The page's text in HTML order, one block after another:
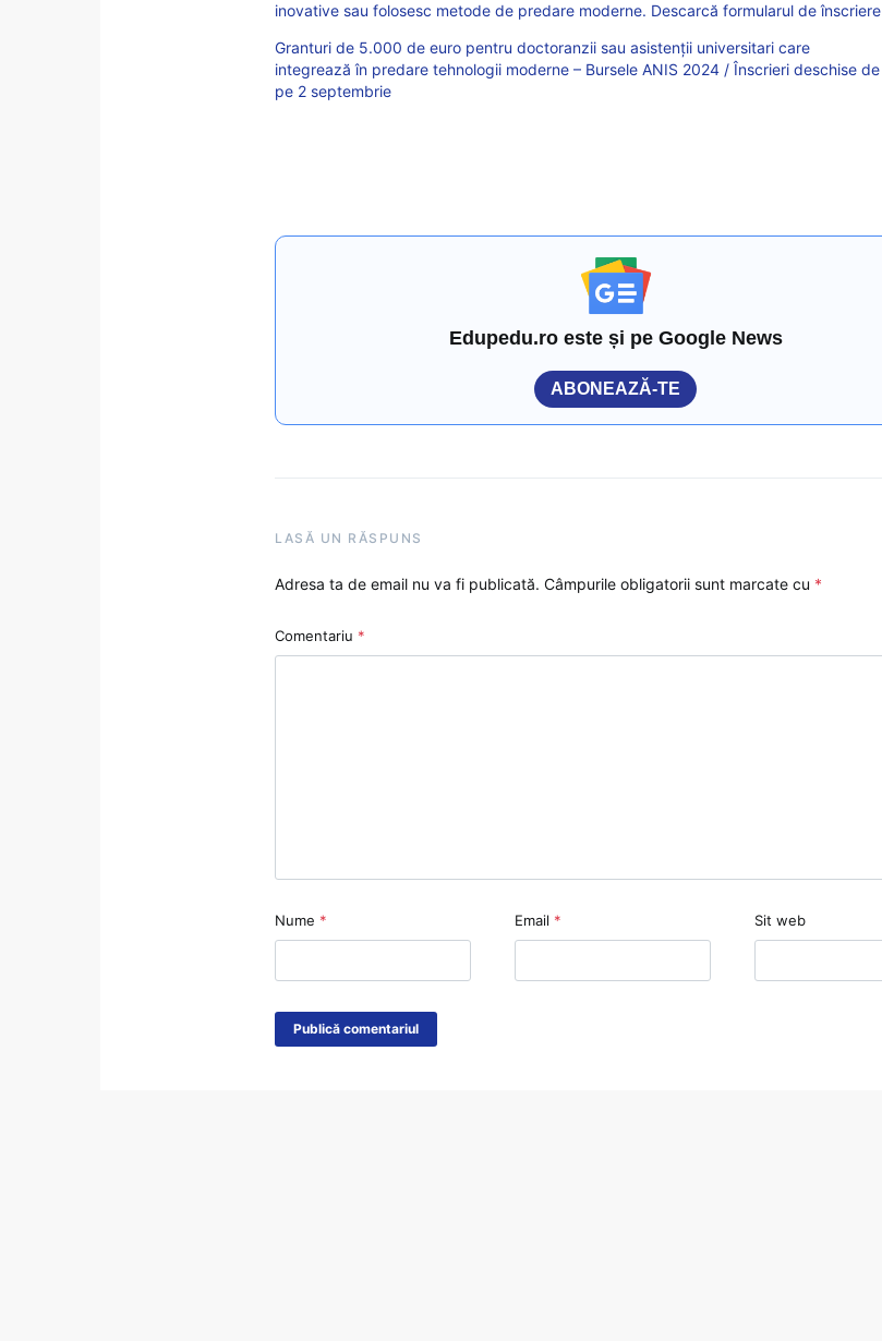
inovative sau folosesc metode de predare moderne. Descarcă formularul de înscriere
Granturi de 5.000 de euro pentru doctoranzii sau asistenții universitari care
integrează în predare tehnologii moderne – Bursele ANIS 2024 / Înscrieri deschise de
pe 2 septembrie
Edupedu.ro este și pe Google News
ABONEAZĂ-TE
LASĂ UN RĂSPUNS
Adresa ta de email nu va fi publicată. Câmpurile obligatorii sunt marcate cu *
Comentariu *
Nume * Email * Sit web